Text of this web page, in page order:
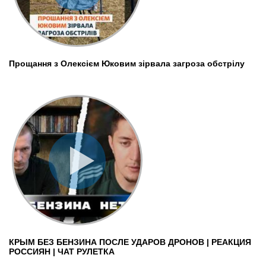
Прощання з Олексієм Юковим зірвала загроза обстрілу
КРЫМ БЕЗ БЕНЗИНА ПОСЛЕ УДАРОВ ДРОНОВ | РЕАКЦИЯ
РОССИЯН | ЧАТ РУЛЕТКА